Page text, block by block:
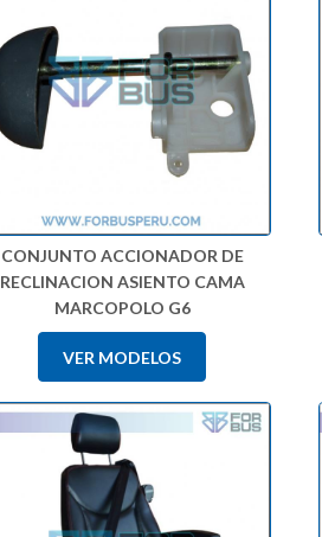
CONJUNTO ACCIONADOR DE
RECLINACION ASIENTO CAMA
MARCOPOLO G6
VER MODELOS